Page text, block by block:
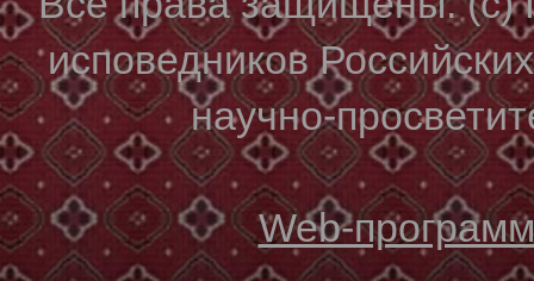
исповедников
научно-
Web-